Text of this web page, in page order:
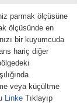
parmak ölçüsüne
ölçüsünde en
bir kuyumcuda
hariç diğer
veya küçültme
Linke Tıklayıp